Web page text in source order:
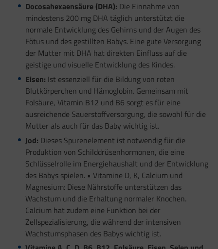
Docosahexaensäure (DHA): Die Einnahme von
mindestens 200 mg DHA täglich unterstützt die
normale Entwicklung des Gehirns und der Augen des
Fötus und des gestillten Babys. Eine gute Versorgung
der Mutter mit DHA hat direkten Einfluss auf die
geistige und visuelle Entwicklung des Kindes.
Eisen: Ist essenziell für die Bildung von roten
Blutkörperchen und Hämoglobin. Gemeinsam mit
Folsäure, Vitamin B12 und B6 sorgt es für eine
ausreichende Sauerstoffversorgung, die sowohl für die
Mutter als auch für das Baby wichtig ist.
Jod: Dieses Spurenelement ist notwendig für die
Produktion von Schilddrüsenhormonen, die eine
Schlüsselrolle im Energiehaushalt und der Entwicklung
des Babys spielen. • Vitamine D, K, Calcium und
Magnesium: Diese Nährstoffe unterstützen das
Wachstum und die Erhaltung normaler Knochen.
Calcium hat zudem eine Funktion bei der
Zellspezialisierung, die während der intensiven
Wachstumsphasen des Babys wichtig ist.